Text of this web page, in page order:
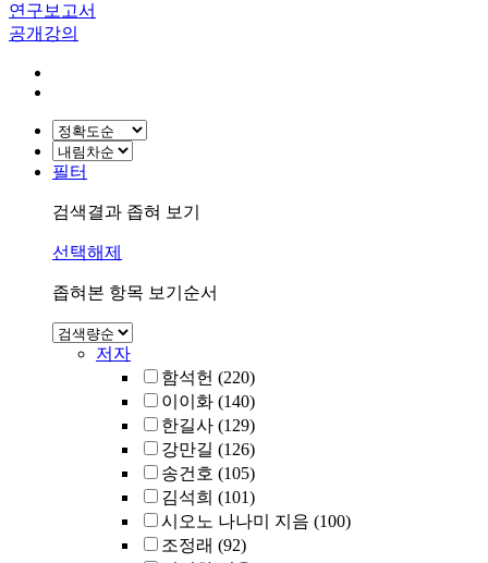
연구보고서
공개강의
필터
검색결과 좁혀 보기
선택해제
좁혀본 항목 보기순서
저자
함석헌 (220)
이이화 (140)
한길사 (129)
강만길 (126)
송건호 (105)
김석희 (101)
시오노 나나미 지음 (100)
조정래 (92)